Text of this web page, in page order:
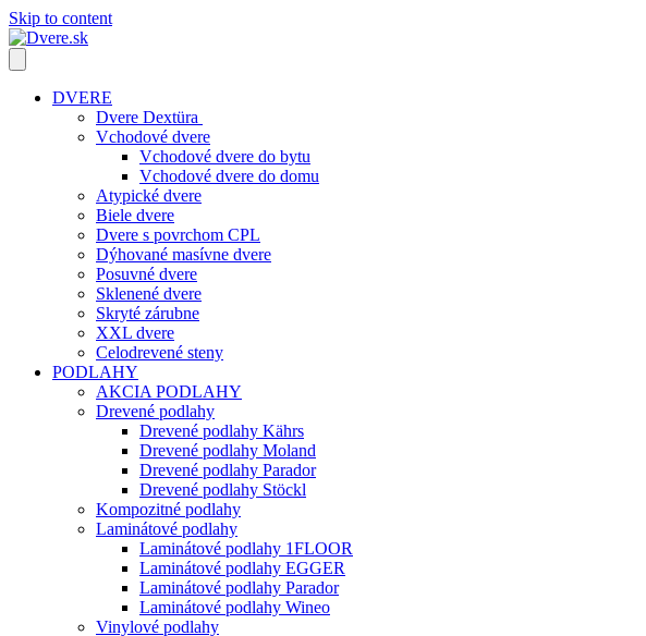
Skip to content
DVERE
Dvere Dextüra
Vchodové dvere
Vchodové dvere do bytu
Vchodové dvere do domu
Atypické dvere
Biele dvere
Dvere s povrchom CPL
Dýhované masívne dvere
Posuvné dvere
Sklenené dvere
Skryté zárubne
XXL dvere
Celodrevené steny
PODLAHY
AKCIA PODLAHY
Drevené podlahy
Drevené podlahy Kährs
Drevené podlahy Moland
Drevené podlahy Parador
Drevené podlahy Stöckl
Kompozitné podlahy
Laminátové podlahy
Laminátové podlahy 1FLOOR
Laminátové podlahy EGGER
Laminátové podlahy Parador
Laminátové podlahy Wineo
Vinylové podlahy